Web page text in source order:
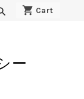
ー